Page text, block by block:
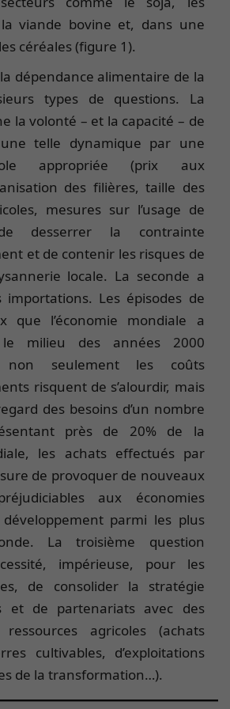
viande bovine et, dans une
céréales (figure 1).
dépendance alimentaire de la
types de questions. La
la volonté – et la capacité – de
une telle dynamique par une
appropriée (prix aux
des filières, taille des
mesures sur l’usage de
desserrer la contrainte
et de contenir les risques de
locale. La seconde a
Les épisodes de
que l’économie mondiale a
milieu des années 2000
seulement les coûts
risquent de s’alourdir, mais
des besoins d’un nombre
près de 20% de la
les achats effectués par
de provoquer de nouveaux
aux économies
parmi les plus
La troisième question
impérieuse, pour les
de consolider la stratégie
et de partenariats avec des
agricoles (achats
cultivables, d’exploitations
de la transformation…).